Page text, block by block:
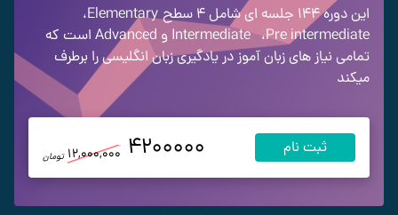
این دوره 144 جلسه ای شامل 4 سطح Elementary،
Pre intermediate، Intermediate و Advanced
است که
تمامی نیاز های زبان آموز در یادگیری زبان انگلیسی را برطرف
میکند
ثبت نام 4200000
12,000,000 تومان